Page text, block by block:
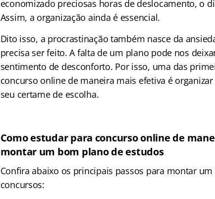
economizado preciosas horas de deslocamento, o
Assim, a organização ainda é essencial.
Dito isso, a procrastinação também nasce da
precisa ser feito. A falta de um plano pode nos
sentimento de desconforto. Por isso, uma das
concurso online de maneira mais efetiva é
seu certame de escolha.
Como estudar para concurso online de
montar um bom plano de estudos
Confira abaixo os principais passos para montar
concursos: